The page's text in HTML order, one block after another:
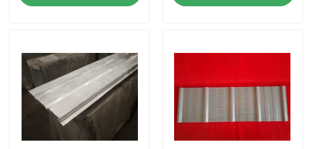
Giro della fabbrica
Controllo di qualità